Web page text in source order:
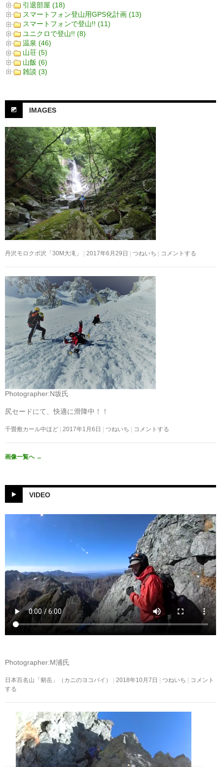
引退部屋 (18)
スマートフォン登山用GPS化計画 (13)
スマートフォンで登山!! (11)
ユニクロで登山!! (8)
温泉 (46)
山荘 (5)
山飯 (6)
雑談 (3)
IMAGES
丹沢モロクボ沢「30M大滝」 2017年6月29日 つねいち コメントする
Photographer:N坂氏
尻セードにて、快適に滑降中！！
千畳敷カール中ほど 2017年1月6日 つねいち コメントする
画像一覧へ →
VIDEO
Photographer:M浦氏
日本百名山「剱岳」（カニのヨコバイ） 2018年10月7日 つねいち
コメント
する